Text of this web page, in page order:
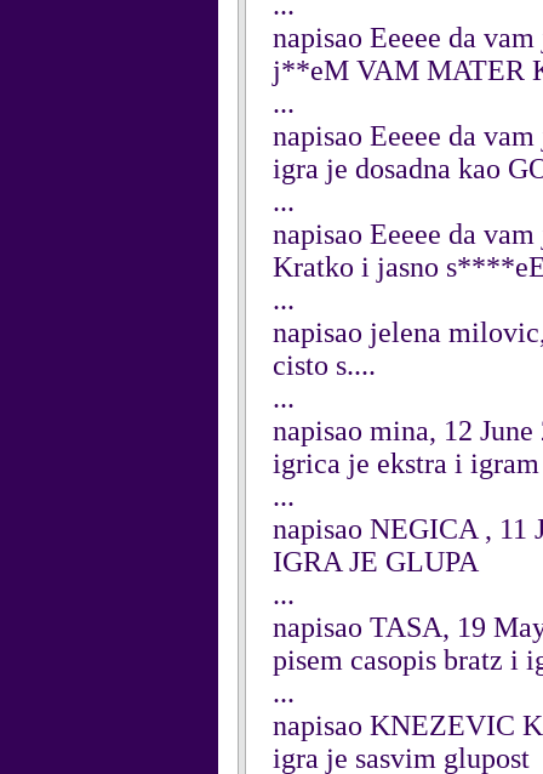
napisao Eeeee da
j**eM VAM MATER
...
napisao Eeeee da
igra je dosadna kao
...
napisao Eeeee da
Kratko i jasno
...
napisao jelena
cisto s....
...
napisao mina, 12 June
igrica je ekstra i
...
napisao NEGICA , 11
IGRA JE GLUPA
...
napisao TASA, 19
pisem casopis bratz i
...
napisao KNEZEVIC
igra je sasvim glupost